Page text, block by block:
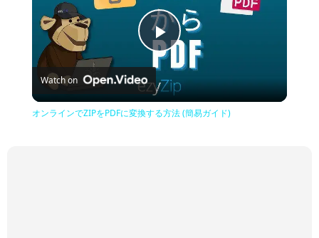
Play
Video
Watch on
オンラインでZIPをPDFに変換する方法 (簡易ガイド)